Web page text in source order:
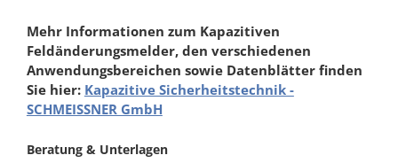
Mehr Informationen zum Kapazitiven
Feldänderungsmelder, den verschiedenen
Anwendungsbereichen sowie Datenblätter finden
Sie hier: Kapazitive Sicherheitstechnik -
SCHMEISSNER GmbH
Beratung & Unterlagen